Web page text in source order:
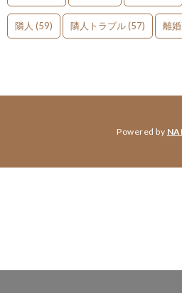
隣人 (59) 隣人トラブル(57) 離婚
Powered by